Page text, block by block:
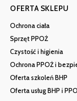
OFERTA SKLEPU
Ochrona ciała
Sprzęt PPOŻ
Czystość i higienia
Ochrona PPOŻ i
Oferta szkoleń BHP
Oferta usług BHP i